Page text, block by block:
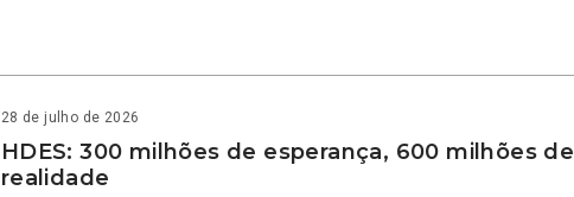
28 de julho de 2026
HDES: 300 milhões de esperança, 600 milhões de
realidade